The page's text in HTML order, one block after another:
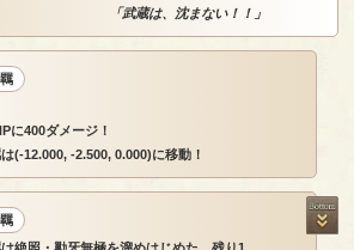
「武蔵は、沈まない！！」
に400ダメージ！
(-12.000, -2.500, 0.000)に移動！